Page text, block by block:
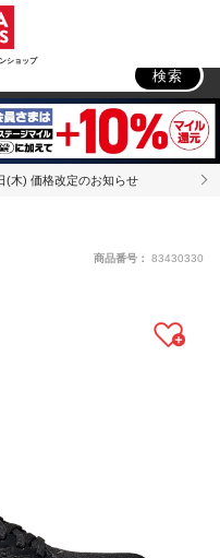
ショップ
検索
(木) 価格改定のお知らせ
商品番号： 83430330